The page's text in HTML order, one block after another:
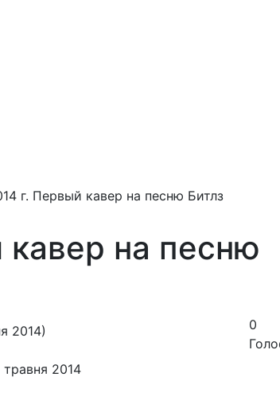
г. Первый кавер на песню Битлз
на песню
2014)
2014
0